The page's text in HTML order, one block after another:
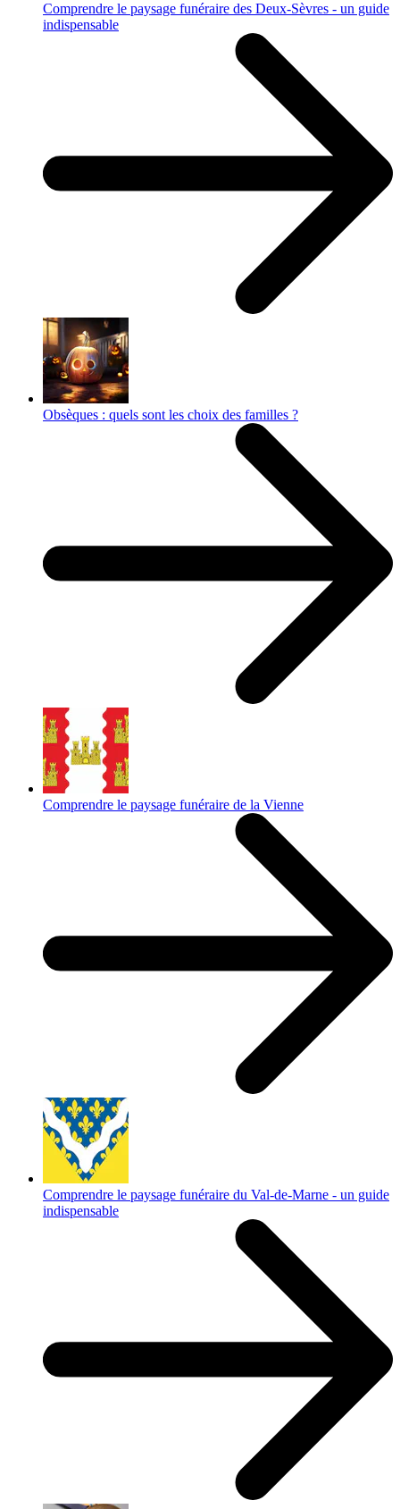
Comprendre le paysage funéraire des Deux-Sèvres - un guide
indispensable
Obsèques : quels sont les choix des familles ?
Comprendre le paysage funéraire de la Vienne
Comprendre le paysage funéraire du Val-de-Marne - un guide
indispensable